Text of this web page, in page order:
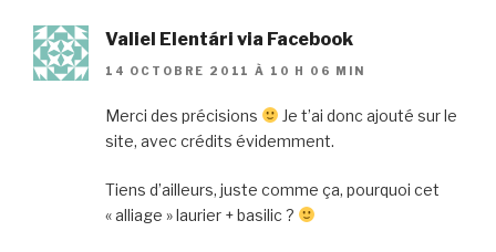
Valiel Elentári via Facebook
14 OCTOBRE 2011 À 10 H 06 MIN
Merci des précisions
Je t’ai donc ajouté sur le
site, avec crédits évidemment.
Tiens d’ailleurs, juste comme ça, pourquoi cet
« alliage » laurier + basilic ?